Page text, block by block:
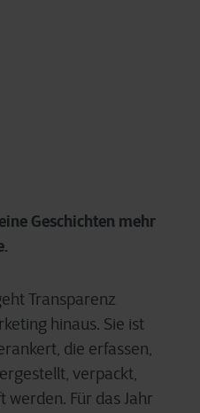
Geschichten mehr
Transparenz
hinaus. Sie ist
die erfassen,
verpackt,
Für das Jahr